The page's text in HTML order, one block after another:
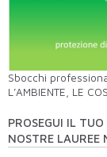
Sbocchi
L’AMBIENTE, LE
PROSEGUI IL
NOSTRE LAUREE